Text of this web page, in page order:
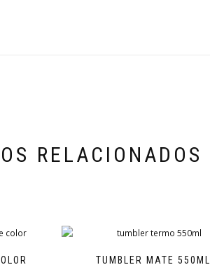
RELACIONADOS
TUMBLER MATE 550ML